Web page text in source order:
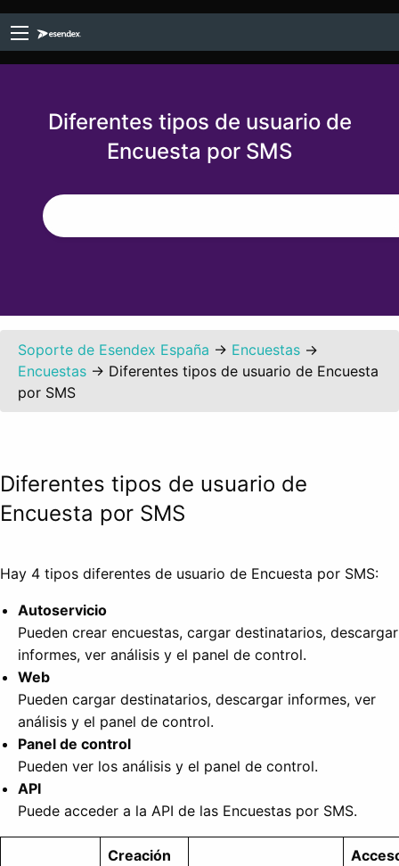
Diferentes tipos de usuario de
Encuesta por SMS
Soporte de Esendex España → Encuestas →
Encuestas → Diferentes tipos de usuario de Encuesta
por SMS
Diferentes tipos de usuario de
Encuesta por SMS
Hay 4 tipos diferentes de usuario de Encuesta por SMS:
Autoservicio
Pueden crear encuestas, cargar destinatarios, descargar
informes, ver análisis y el panel de control.
Web
Pueden cargar destinatarios, descargar informes, ver
análisis y el panel de control.
Panel de control
Pueden ver los análisis y el panel de control.
API
Puede acceder a la API de las Encuestas por SMS.
Creación